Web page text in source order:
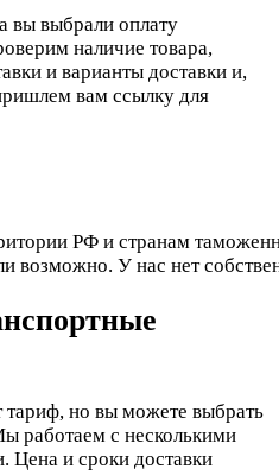
вы выбрали оплату
наличие товара,
и варианты доставки и,
вам ссылку для
РФ и странам
возможно. У нас нет
но вы можете выбрать
работаем с несколькими
Цена и сроки доставки